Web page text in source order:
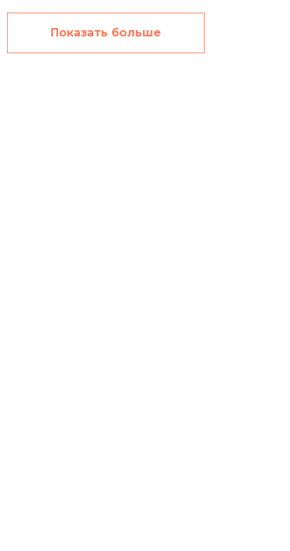
Показать больше